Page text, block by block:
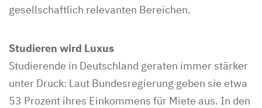
gesellschaftlich relevanten Bereichen.
Studieren wird Luxus
Studierende in Deutschland geraten immer stärker
unter Druck: Laut Bundesregierung geben sie etwa
53 Prozent ihres Einkommens für Miete aus. In den